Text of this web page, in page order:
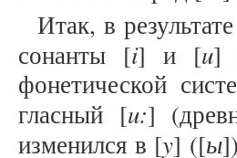
Итак, в
сонанты [i] и [u]
фонетической
гласный [u:]
изменился в [y] ([ы